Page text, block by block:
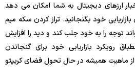
ارزهای دیجیتال به شما امکان می دهد
خود بگنجانید. تراز کردن سکه میم
توجه را به خود جلب کند و دید را افزایش
رویکرد بازاریابی خود برای گنجاندن
ماهیت همیشه در حال تحول فضای کریپتو